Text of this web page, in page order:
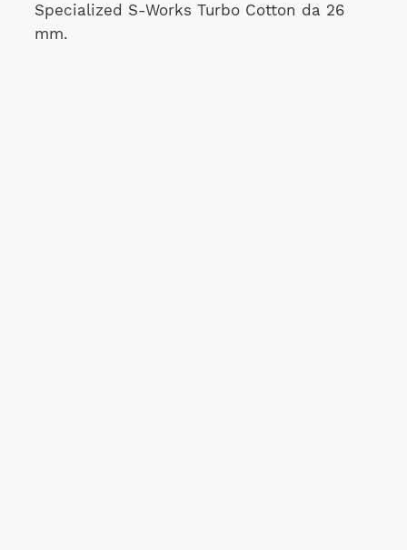
Specialized S-Works Turbo Cotton da 26
mm.